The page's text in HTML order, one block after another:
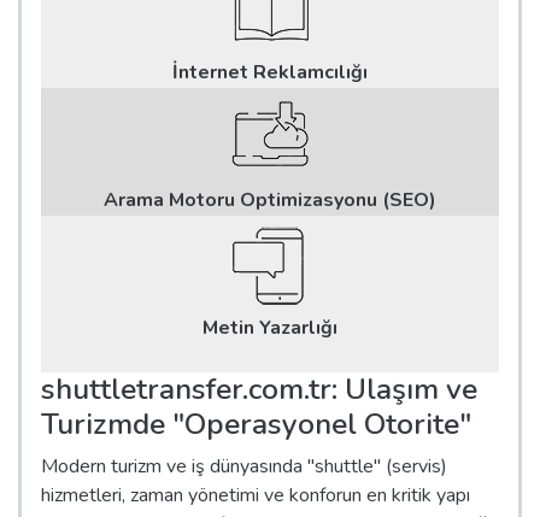
İnternet Reklamcılığı
Arama Motoru Optimizasyonu (SEO)
Metin Yazarlığı
shuttletransfer.com.tr: Ulaşım ve
Turizmde "Operasyonel Otorite"
Modern turizm ve iş dünyasında "shuttle" (servis)
hizmetleri, zaman yönetimi ve konforun en kritik yapı